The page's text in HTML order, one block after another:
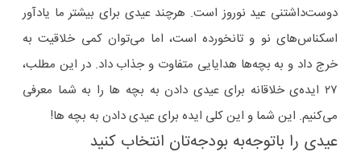
دوست‌داشتنی عید نوروز است. هرچند عیدی برای بیشتر ما یادآور
اسکناس‌های نو و تانخورده است، اما می‌توان کمی خلاقیت به
خرج داد و به بچه‌ها هدایایی متفاوت و جذاب داد. در این مطلب،
۲۷ ایده‌ی خلاقانه برای عیدی دادن به بچه ها را به شما معرفی
می‌کنیم. این شما و این کلی ایده برای عیدی دادن به بچه ها!
عیدی را باتوجه‌به بودجه‌تان انتخاب کنید